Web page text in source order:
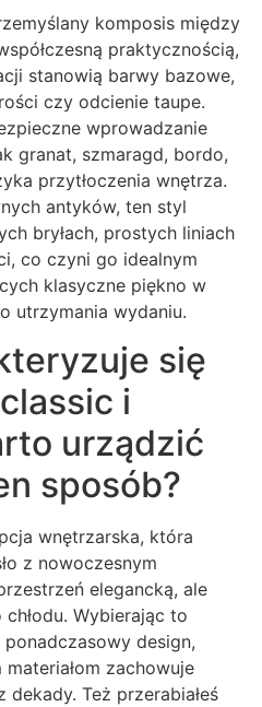
komposis między
praktycznością,
stanowią barwy bazowe,
czy odcienie taupe.
wprowadzanie
granat, szmaragd, bordo,
przytłoczenia wnętrza.
antyków, ten styl
bryłach, prostych liniach
co czyni go idealnym
klasyczne piękno w
utrzymania wydaniu.
się
i
urządzić
sposób?
wnętrzarska, która
z nowoczesnym
elegancką, ale
Wybierając to
design,
zachowuje
Też przerabiałeś